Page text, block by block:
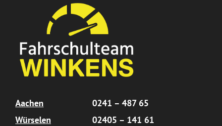
Aachen
0241 – 487 65
Würselen
02405 – 141 61